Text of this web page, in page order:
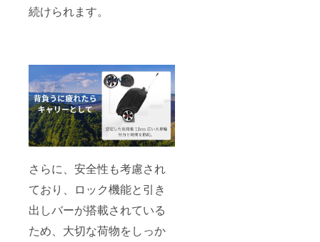
続けられます。
さらに、安全性も考慮され
ており、ロック機能と引き
出しバーが搭載されている
ため、大切な荷物をしっか